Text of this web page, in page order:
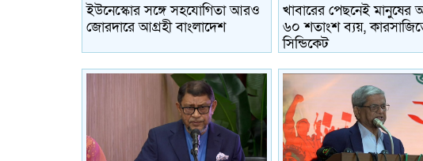
ইউনেস্কোর সঙ্গে সহযোগিতা আরও
জোরদারে আগ্রহী বাংলাদেশ
খাবারের পেছনেই মানুষের
৬০ শতাংশ ব্যয়,
সিন্ডিকেট